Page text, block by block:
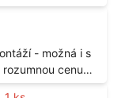
60 cm, levé, 2 ks
cenu